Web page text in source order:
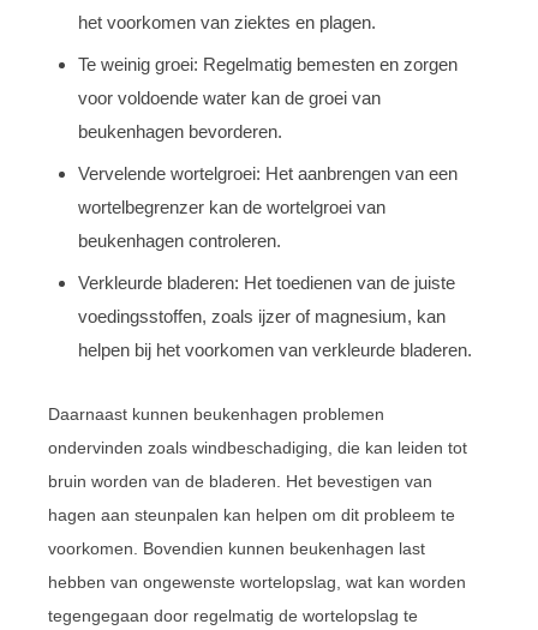
het voorkomen van ziektes en plagen.
Te weinig groei: Regelmatig bemesten en zorgen
voor voldoende water kan de groei van
beukenhagen bevorderen.
Vervelende wortelgroei: Het aanbrengen van een
wortelbegrenzer kan de wortelgroei van
beukenhagen controleren.
Verkleurde bladeren: Het toedienen van de juiste
voedingsstoffen, zoals ijzer of magnesium, kan
helpen bij het voorkomen van verkleurde bladeren.
Daarnaast kunnen beukenhagen problemen
ondervinden zoals windbeschadiging, die kan leiden tot
bruin worden van de bladeren. Het bevestigen van
hagen aan steunpalen kan helpen om dit probleem te
voorkomen. Bovendien kunnen beukenhagen last
hebben van ongewenste wortelopslag, wat kan worden
tegengegaan door regelmatig de wortelopslag te